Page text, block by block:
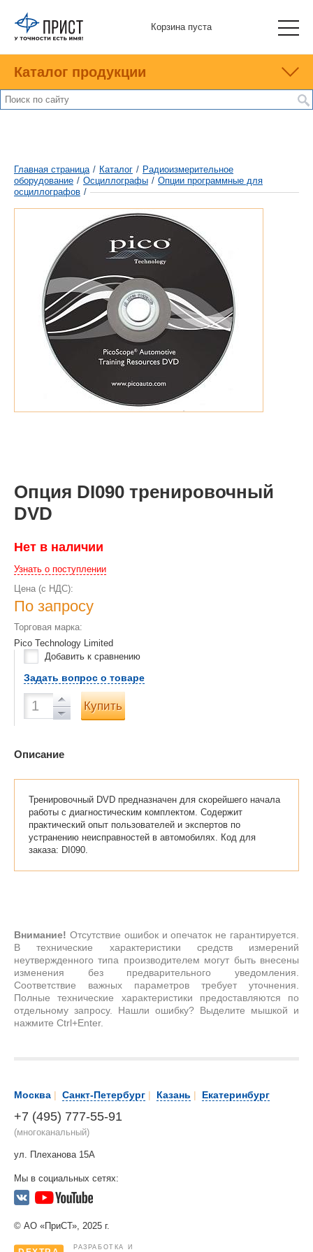
Корзина пуста
Каталог продукции
Главная страница / Каталог / Радиоизмерительное
оборудование / Осциллографы / Опции программные для
осциллографов /
Опция DI090 тренировочный
DVD
Нет в наличии
Узнать о поступлении
Цена (с НДС):
По запросу
Торговая марка:
Pico Technology Limited
Добавить к сравнению
Задать вопрос о товаре
Купить
Описание
Тренировочный DVD предназначен для скорейшего начала
работы с диагностическим комплектом. Содержит
практический опыт пользователей и экспертов по
устранению неисправностей в автомобилях. Код для
заказа: DI090.
Внимание! Отсутствие ошибок и опечаток не гарантируется.
В технические характеристики средств измерений
неутвержденного типа производителем могут быть внесены
изменения без предварительного уведомления.
Соответствие важных параметров требует уточнения.
Полные технические характеристики предоставляются по
отдельному запросу. Нашли ошибку? Выделите мышкой и
нажмите Ctrl+Enter.
Москва | Санкт-Петербург | Казань | Екатеринбург
+7 (495) 777-55-91
(многоканальный)
ул. Плеханова 15А
Мы в социальных сетях:
© АО «ПриСТ», 2025 г.
РАЗРАБОТКА И